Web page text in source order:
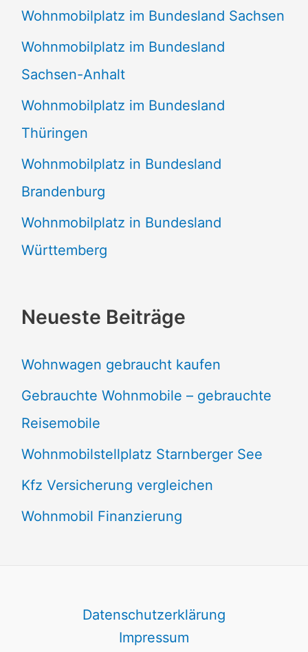
Wohnmobilplatz im Bundesland Sachsen
Wohnmobilplatz im Bundesland
Sachsen-Anhalt
Wohnmobilplatz im Bundesland
Thüringen
Wohnmobilplatz in Bundesland
Brandenburg
Wohnmobilplatz in Bundesland
Württemberg
Neueste Beiträge
Wohnwagen gebraucht kaufen
Gebrauchte Wohnmobile – gebrauchte
Reisemobile
Wohnmobilstellplatz Starnberger See
Kfz Versicherung vergleichen
Wohnmobil Finanzierung
Datenschutzerklärung
Impressum